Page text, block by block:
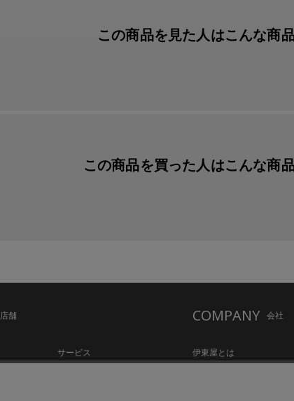
この商品を見た人はこんな商
この商品を買った人はこんな商
店舗
サービス
COMPANY 会社
伊東屋とは